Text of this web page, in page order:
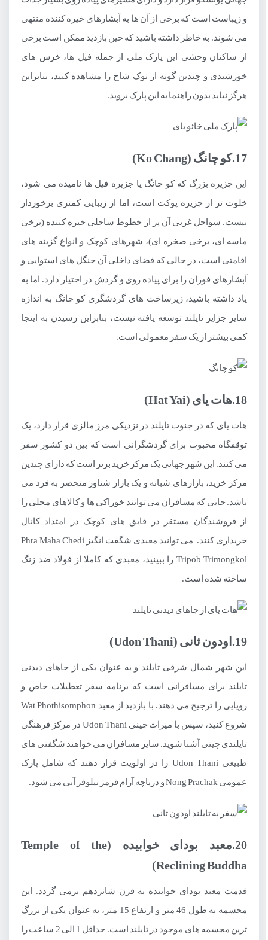
و زیباست است که برخی از آن ها به آبشارهای خیره کننده منتهی
می شوند. به خاطر داشته باشید که حین بازدید ممکن است برخی
از ساکنان وحشی این پارک ملی از جمله فیل ها، خرس های
خورشیدی و چندین گونه از نوک شاخ را مشاهده کنید، بنابراین
هرگز نباید بدون راهنما به این پارک بروید.
17.کو چانگ (Ko Chang)
این جزیره بزرگ که کو چانگ یا جزیره فیل ها نامیده می شود،
خلوت تر از جزیره پوکت است، اما از زیبایی کمتری برخوردار
نیست. سواحل غربی آن پر از خطوط ساحلی خیره کننده (برخی
ماسه ای، برخی صخره ای)، شهرهای کوچک و انواع گزینه های
اقامتی است، در حالی که فضای داخلی آن جنگل های استوایی و
آبشارهای فوران را برای پیاده روی و گردش در اختیار دارد. اما به
یاد داشته باشید، زیرساخت های گردشگری کو چانگ به اندازه
سایر جزایر تایلند توسعه یافته نیست، بنابراین رسیدن به اینجا
کمی بیشتر از یک سفر معمولی است.
18.هات یای (Hat Yai)
هات یای که در جنوب تایلند در نزدیکی مرز مالزی قرار دارد، یک
توقفگاه محبوب برای گردشگرانی است که بین دو کشور سفر
می کنند. این شهر جهانی یک مرکز خرید برتر است که دارای چندین
مرکز خرید، بازارهای شبانه و یک بازار شناور منحصر به فرد می
باشد. جایی که مسافران می توانند خوراکی ها و کالاهای محلی را
از فروشندگان مستقر در قایق های کوچک در امتداد کانال
خریداری کنند. می توانید معبدی شگفت انگیز Phra Maha Chedi
Tripob Trimongkol را ببینید، معبدی که کاملا از فولاد ضد زنگ
ساخته شده است.
19.اودون ثانی (Udon Thani)
این شهر شمال شرقی تایلند و به عنوان یکی از جاهای دیدنی
تایلند برای مسافرانی است که برنامه سفر تعطیلات خاص و
رویایی را ترجیح می دهند. با بازدید از معبد Wat Phothisomphon
شروع کنید، سپس با میراث چینی Udon Thani در مرکز فرهنگی
تایلندی چینی آشنا شوید. سایر مسافران می خواهند شگفتی های
طبیعی Udon Thani را در اولویت قرار دهند که شامل پارک
عمومی Nong Prachak و دریاچه آرام قرمز نیلوفر آبی می شود.
20.معبد بودای خوابیده (Temple of the
Reclining Buddha)
قدمت معبد بودای خوابیده به قرن شانزدهم برمی گردد. این
مجسمه به طول 46 متر و ارتفاع 15 متر، به عنوان یکی از بزرگ
ترین مجسمه های موجود در تایلند است. حداقل 1 الی 2 ساعت را